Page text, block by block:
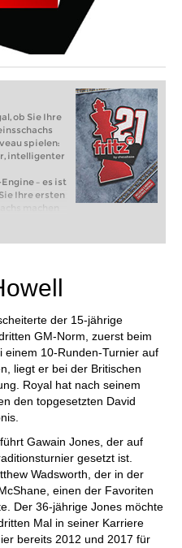
ob Sie Ihre
spielen:
intelligenter
– es ist
Ihre ersten
machen
Mit
und
der 15-jährige
GM-Norm, zuerst beim
einem 10-Runden-Turnier auf
liegt er bei der Britischen
Royal hat nach seinem
den topgesetzten David
Gawain Jones, der auf
gesetzt ist.
Wadsworth, der in der
einen der Favoriten
Der 36-jährige Jones möchte
Mal in seiner Karriere
bereits 2012 und 2017 für